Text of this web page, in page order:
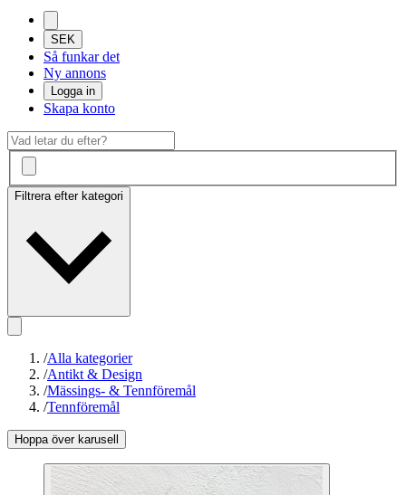
SEK
Så funkar det
Ny annons
Logga in
Skapa konto
Filtrera efter kategori
/Alla kategorier
/Antikt & Design
/Mässings- & Tennföremål
/Tennföremål
Hoppa över karusell